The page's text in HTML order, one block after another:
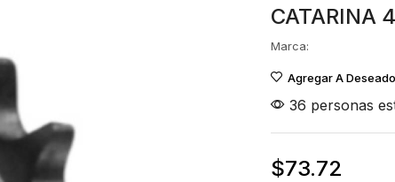
CATARINA
Marca:
Agregar A
36 personas
$73.72